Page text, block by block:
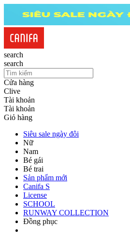
search
search
Cửa hàng
Clive
Tài khoản
Tài khoản
Giỏ hàng
Siêu sale ngày đôi
Nữ
Nam
Bé gái
Bé trai
Sản phẩm mới
Canifa S
License
SCHOOL
RUNWAY COLLECTION
Đồng phục